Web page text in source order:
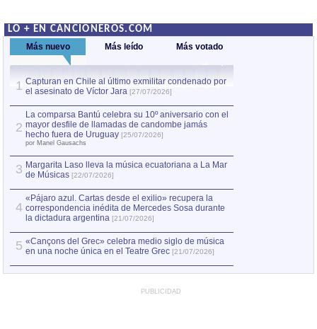
LO + EN CANCIONEROS.COM
Más nuevo Más leído Más votado
1 Capturan en Chile al último exmilitar condenado por
el asesinato de Víctor Jara [27/07/2026]
2
La comparsa Bantú celebra su 10º aniversario con el
mayor desfile de llamadas de candombe jamás
hecho fuera de Uruguay [25/07/2026]
por Manel Gausachs
3 Margarita Laso lleva la música ecuatoriana a La Mar
de Músicas [22/07/2026]
4
«Pájaro azul. Cartas desde el exilio» recupera la
correspondencia inédita de Mercedes Sosa durante
la dictadura argentina [21/07/2026]
5 «Cançons del Grec» celebra medio siglo de música
en una noche única en el Teatre Grec [21/07/2026]
PUBLICIDAD